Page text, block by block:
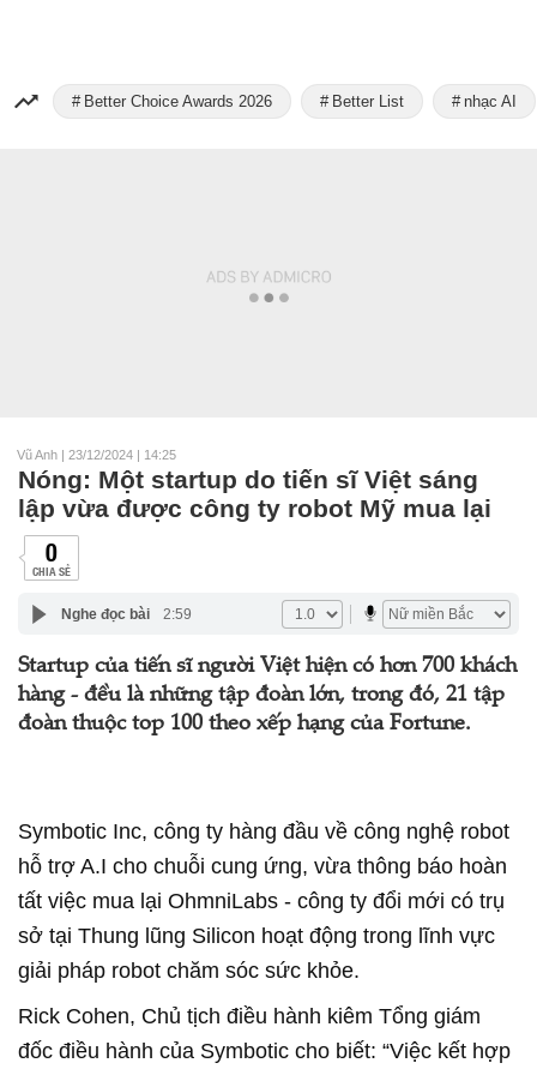
Better Choice Awards 2026 Better List nhạc AI
Vũ Anh | 23/12/2024 | 14:25
Nóng: Một startup do tiến sĩ Việt sáng
lập vừa được công ty robot Mỹ mua lại
0
CHIA SẺ
Nghe đọc bài 2:59
Startup của tiến sĩ người Việt hiện có hơn 700 khách
hàng - đều là những tập đoàn lớn, trong đó, 21 tập
đoàn thuộc top 100 theo xếp hạng của Fortune.
Symbotic Inc, công ty hàng đầu về công nghệ robot
hỗ trợ A.I cho chuỗi cung ứng, vừa thông báo hoàn
tất việc mua lại OhmniLabs - công ty đổi mới có trụ
sở tại Thung lũng Silicon hoạt động trong lĩnh vực
giải pháp robot chăm sóc sức khỏe.
Rick Cohen, Chủ tịch điều hành kiêm Tổng giám
đốc điều hành của Symbotic cho biết: “Việc kết hợp